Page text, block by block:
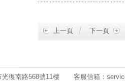
上一頁 下一頁
光復南路568號11樓 客服信箱：